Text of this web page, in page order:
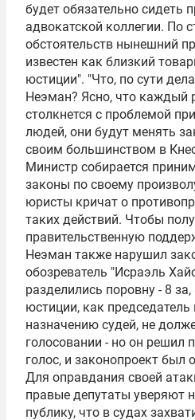
будет обязательно сидеть
адвокатской коллегии. По
обстоятельств нынешний
известен как близкий
юстиции". "Что, по сути
Неэман? Ясно, что каждый
столкнется с проблемой
людей, они будут менять
своим большинством в
Министр собирается
законы по своему
юристы кричат о
таких действий. Чтобы
правительственную
Неэман также нарушил
обозреватель "Исраэль
разделились поровну - 8
юстиции, как
назначению судей, не
голосовании - но он решил
голос, и законопроект был
Для оправдания своей
правые депутаты уверяют
публику, что в судах